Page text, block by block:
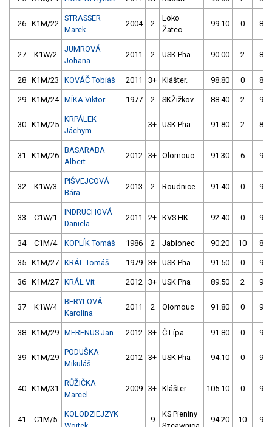
26 K1M/22
STRASSER
Marek
2004 2
Loko
Žatec
99.10 0
27 K1W/2
JUMROVÁ
Johana
2011 2 USK Pha 90.00 2
28 K1M/23 KOVÁČ Tobiáš 2011 3+ Klášter. 98.80 0
29 K1M/24 MÍKA Viktor 1977 2 SKŽižkov 88.40 2
30 K1M/25
KRPÁLEK
Jáchym
3+ USK Pha 91.80 2
31 K1M/26
BASARABA
Albert
2012 3+ Olomouc 91.30 6
32 K1W/3
PIŠVEJCOVÁ
Bára
2013 2 Roudnice 91.40 0
33 C1W/1
INDRUCHOVÁ
Daniela
2011 2+ KVS HK 92.40 0
34 C1M/4 KOPLÍK Tomáš 1986 2 Jablonec 90.20 10
35 K1M/27 KRÁL Tomáš 1979 3+ USK Pha 91.50 0
36 K1M/27 KRÁL Vít 2012 3+ USK Pha 89.50 2
37 K1W/4
BERYLOVÁ
Karolína
2011 2 Olomouc 91.80 0
38 K1M/29 MERENUS Jan 2012 3+ Č.Lípa 91.80 0
39 K1M/29
PODUŠKA
Mikuláš
2012 3+ USK Pha 94.10 0
40 K1M/31
RŮŽIČKA
Marcel
2009 3+ Klášter. 105.10 0
41 C1M/5
KOLODZIEJZYK
9
KS Pieniny
94.20 10